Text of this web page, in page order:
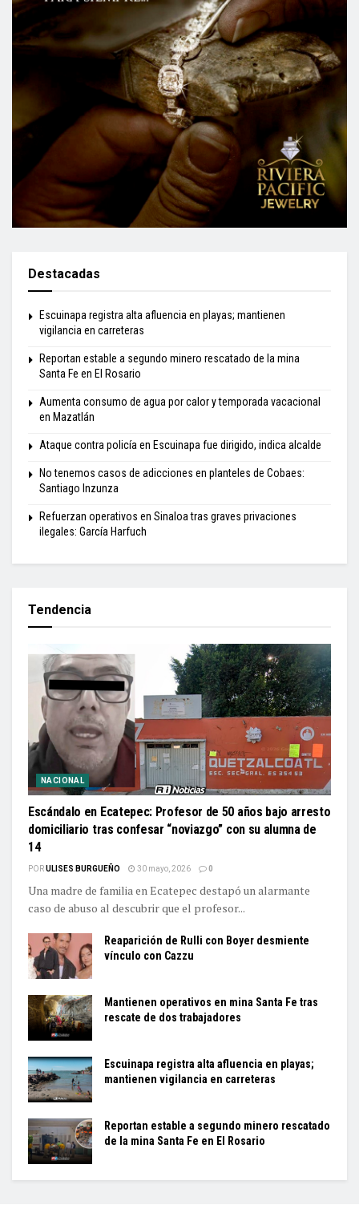
Destacadas
Escuinapa registra alta afluencia en playas; mantienen
vigilancia en carreteras
Reportan estable a segundo minero rescatado de la mina
Santa Fe en El Rosario
Aumenta consumo de agua por calor y temporada vacacional
en Mazatlán
Ataque contra policía en Escuinapa fue dirigido, indica alcalde
No tenemos casos de adicciones en planteles de Cobaes:
Santiago Inzunza
Refuerzan operativos en Sinaloa tras graves privaciones
ilegales: García Harfuch
Tendencia
NACIONAL
Escándalo en Ecatepec: Profesor de 50 años bajo arresto
domiciliario tras confesar “noviazgo” con su alumna de
14
PORULISES BURGUEÑO 30 mayo, 2026 0
Una madre de familia en Ecatepec destapó un alarmante
caso de abuso al descubrir que el profesor...
Reaparición de Rulli con Boyer desmiente
vínculo con Cazzu
Mantienen operativos en mina Santa Fe tras
rescate de dos trabajadores
Escuinapa registra alta afluencia en playas;
mantienen vigilancia en carreteras
Reportan estable a segundo minero rescatado
de la mina Santa Fe en El Rosario